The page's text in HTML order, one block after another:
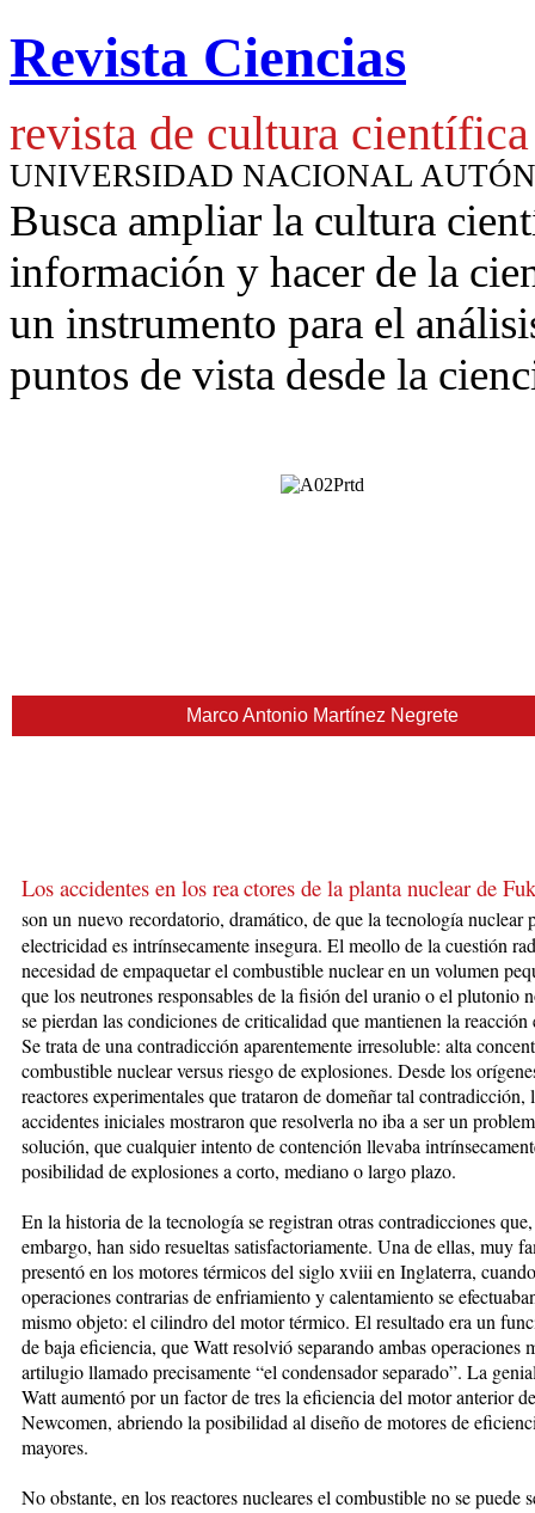
Revista Ciencias
revista de cultura científica
UNIVERSIDAD NACIONAL
Busca ampliar la cultura
información y hacer de la
un instrumento para el
puntos de vista desde la
Marco Antonio Martínez Negrete
Los accidentes en los reactores de la planta nuclear de
son un nuevo recordatorio, dramático, de que la tecnología nuclear
electricidad es intrínsecamente insegura. El meollo de la cuestión
necesidad de empaquetar el combustible nuclear en un volumen
que los neutrones responsables de la fisión del uranio o el plutonio
se pierdan las condiciones de criticalidad que mantienen la reacción
Se trata de una contradicción aparentemente irresoluble: alta
combustible nuclear versus riesgo de explosiones. Desde los
reactores experimentales que trataron de domeñar tal contradicción,
accidentes iniciales mostraron que resolverla no iba a ser un
solución, que cualquier intento de contención llevaba
posibilidad de explosiones a corto, mediano o largo plazo.
En la historia de la tecnología se registran otras contradicciones
embargo, han sido resueltas satisfactoriamente. Una de ellas, muy
presentó en los motores térmicos del siglo xviii en Inglaterra,
operaciones contrarias de enfriamiento y calentamiento se
mismo objeto: el cilindro del motor térmico. El resultado era un
de baja eficiencia, que Watt resolvió separando ambas operaciones
artilugio llamado precisamente “el condensador separado”. La
Watt aumentó por un factor de tres la eficiencia del motor anterior de
Newcomen, abriendo la posibilidad al diseño de motores de
mayores.
No obstante, en los reactores nucleares el combustible no se puede